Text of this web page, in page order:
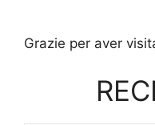
Grazie per aver